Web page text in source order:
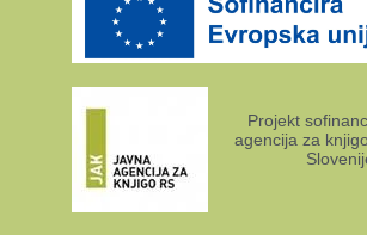
Projekt
agencija za